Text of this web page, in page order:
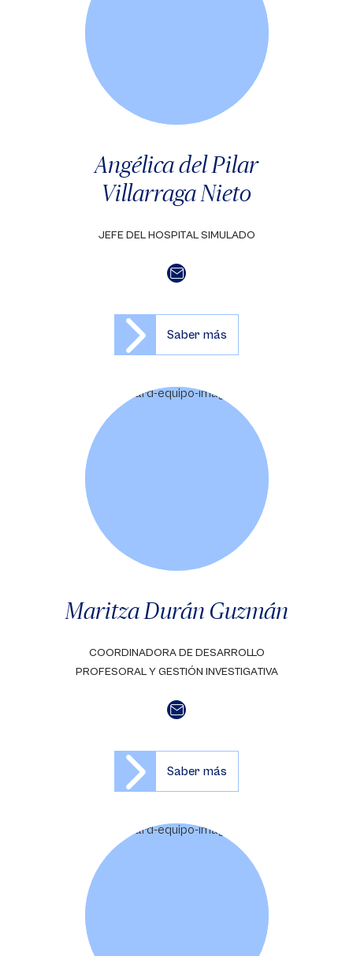
Angélica del Pilar
Villarraga Nieto
JEFE DEL HOSPITAL SIMULADO
Saber más
Maritza Durán Guzmán
COORDINADORA DE DESARROLLO
PROFESORAL Y GESTIÓN INVESTIGATIVA
Saber más